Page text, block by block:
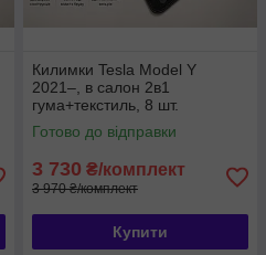
Килимки Tesla Model Y
2021–, в салон 2в1
гума+текстиль, 8 шт.
EVERMATS Чехія (PT223594)
Готово до відправки
3 730 ₴/комплект
3 970 ₴/комплект
Купити